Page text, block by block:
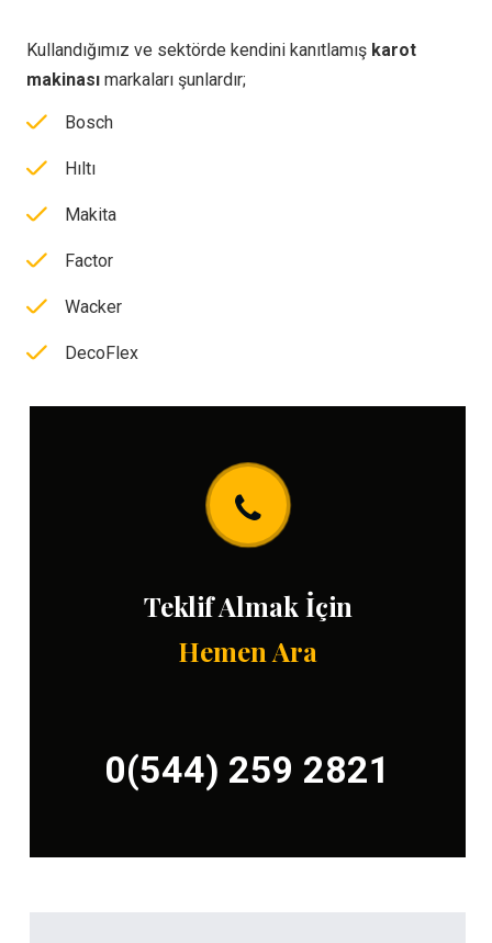
Kullandığımız ve sektörde kendini kanıtlamış karot
makinası markaları şunlardır;
Bosch
Hıltı
Makita
Factor
Wacker
DecoFlex
Teklif Almak İçin
Hemen Ara
0(544) 259 2821